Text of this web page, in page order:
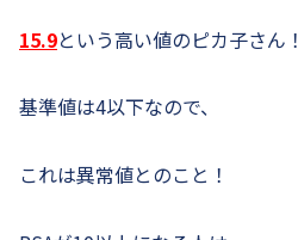
15.9という高い値のピカ子さん！
基準値は4以下なので、
これは異常値とのこと！